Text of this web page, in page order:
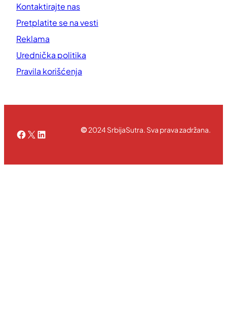
Kontaktirajte nas
Pretplatite se na vesti
Reklama
Urednička politika
Pravila korišćenja
Facebook
X LinkedIn©2024 SrbijaSutra. Sva prava zadržana.